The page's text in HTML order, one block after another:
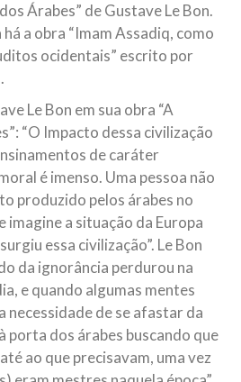
Árabes” de Gustave Le Bon.
a obra “Imam Assadiq, como
ocidentais” escrito por
Le Bon em sua obra “A
“O Impacto dessa civilização
de caráter
é imenso. Uma pessoa não
produzido pelos árabes no
imagine a situação da Europa
essa civilização”. Le Bon
da ignorância perdurou na
e quando algumas mentes
necessidade de se afastar da
porta dos árabes buscando que
ao que precisavam, uma vez